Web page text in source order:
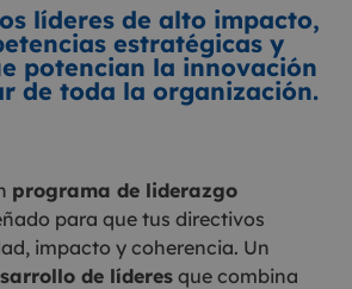
líderes de alto impacto,
estratégicas y
potencian la innovación
de toda la organización.
programa de liderazgo
para que tus directivos
impacto y coherencia. Un
de líderes que combina